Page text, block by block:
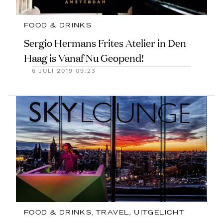
FOOD & DRINKS
Sergio Hermans Frites Atelier in Den
Haag is Vanaf Nu Geopend!
6 JULI 2019 09:23
FOOD & DRINKS , TRAVEL UITGELICHT